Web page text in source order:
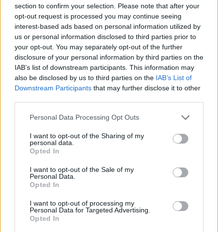
section to confirm your selection. Please note that after your
opt-out request is processed you may continue seeing
interest-based ads based on personal information utilized by
us or personal information disclosed to third parties prior to
your opt-out. You may separately opt-out of the further
disclosure of your personal information by third parties on the
IAB’s list of downstream participants. This information may
also be disclosed by us to third parties on the IAB’s List of
Downstream Participants that may further disclose it to other
Personal Data Processing Opt Outs
I want to opt-out of the Sharing of my
personal data.
Opted In
I want to opt-out of the Sale of my
Personal Data.
Opted In
I want to opt-out of processing my
Personal Data for Targeted Advertising.
Opted In